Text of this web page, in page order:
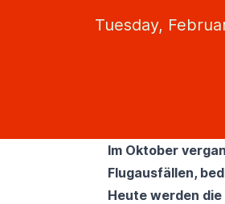
Tuesday,
Im Oktober
Flugausfällen,
Heute werden